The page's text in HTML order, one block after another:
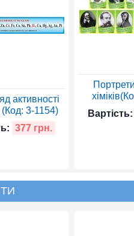
активності
(Код: 3-1154)
377 грн.
Вартість: